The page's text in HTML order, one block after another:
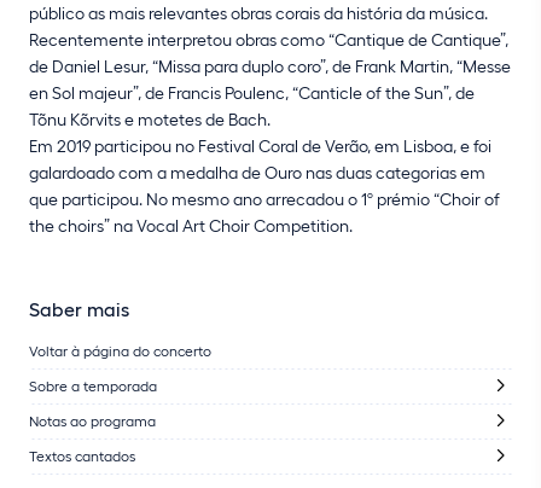
público as mais relevantes obras corais da história da música.
Recentemente interpretou obras como “Cantique de Cantique”,
de Daniel Lesur, “Missa para duplo coro”, de Frank Martin, “Messe
en Sol majeur”, de Francis Poulenc, “Canticle of the Sun”, de
Tõnu Kõrvits e motetes de Bach.
Em 2019 participou no Festival Coral de Verão, em Lisboa, e foi
galardoado com a medalha de Ouro nas duas categorias em
que participou. No mesmo ano arrecadou o 1º prémio “Choir of
the choirs” na Vocal Art Choir Competition.
Saber mais
Voltar à página do concerto
Sobre a temporada
Notas ao programa
Textos cantados